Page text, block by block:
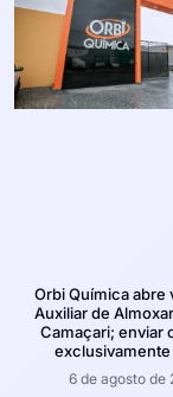
Orbi Química abre
Auxiliar de
Camaçari; enviar
exclusivamente
6 de agosto de